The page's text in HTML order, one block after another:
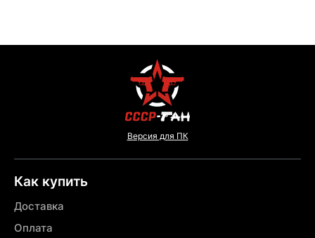
Версия для ПК
Как купить
Доставка
Оплата